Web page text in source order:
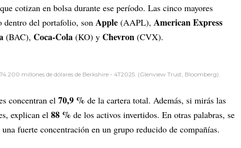
cotizan en bolsa durante ese período. Las cinco mayores
dentro del portafolio, son Apple (AAPL), American Express
(BAC), Coca-Cola (KO) y Chevron (CVX).
millones de dólares de Berkshire - 4T2025. (Glenview Trust, Bloomberg).
concentran el 70,9 % de la cartera total. Además, si mirás las
explican el 88 % de los activos invertidos. En otras palabras, se
fuerte concentración en un grupo reducido de compañías.